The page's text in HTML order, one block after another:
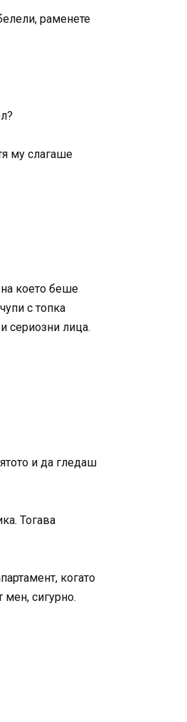
раменете
му слагаше
на което беше
с топка
сериозни лица.
и да гледаш
Тогава
когато
сигурно.